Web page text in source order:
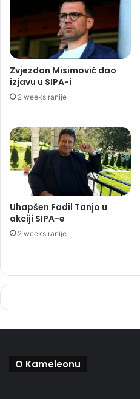
Zvjezdan Misimović dao
izjavu u SIPA-i
2 weeks ranije
Uhapšen Fadil Tanjo u
akciji SIPA-e
2 weeks ranije
O Kameleonu